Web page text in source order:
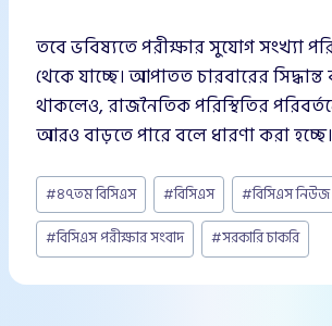
তবে ভবিষ্যতে পরীক্ষার সুযোগ সংখ্যা
থেকে যাচ্ছে। আপাতত চারবারের সিদ্ধান্ত
থাকলেও, রাজনৈতিক পরিস্থিতির
আরও বাড়তে পারে বলে ধারণা করা হচ্ছে।
Post
Tags:
#৪৭তম বিসিএস #বিসিএস #বিসিএস নিউজ
#বিসিএস পরীক্ষার সংবাদ #সরকারি চাকরি